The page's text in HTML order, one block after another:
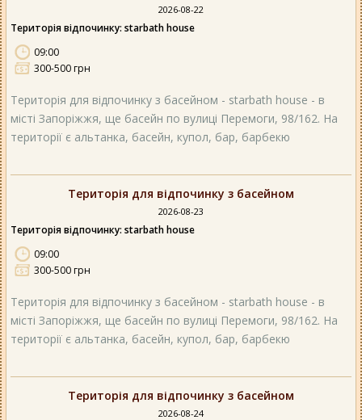
2026-08-22
Територія відпочинку: starbath house
09:00
300-500 грн
Територія для відпочинку з басейном - starbath house - в
місті Запоріжжя, ще басейн по вулиці Перемоги, 98/162. На
території є альтанка, басейн, купол, бар, барбекю
Територія для відпочинку з басейном
2026-08-23
Територія відпочинку: starbath house
09:00
300-500 грн
Територія для відпочинку з басейном - starbath house - в
місті Запоріжжя, ще басейн по вулиці Перемоги, 98/162. На
території є альтанка, басейн, купол, бар, барбекю
Територія для відпочинку з басейном
2026-08-24